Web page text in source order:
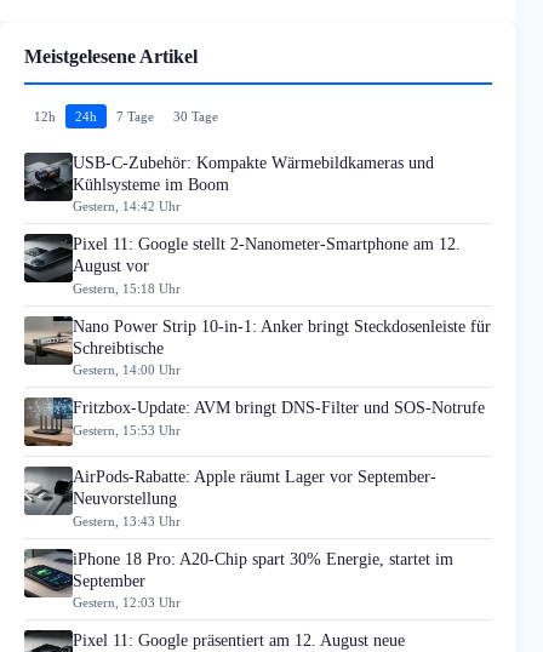
Meistgelesene Artikel
12h 24h 7 Tage 30 Tage
USB-C-Zubehör: Kompakte Wärmebildkameras und
Kühlsysteme im Boom
Gestern, 14:42 Uhr
Pixel 11: Google stellt 2-Nanometer-Smartphone am 12.
August vor
Gestern, 15:18 Uhr
Nano Power Strip 10-in-1: Anker bringt Steckdosenleiste für
Schreibtische
Gestern, 14:00 Uhr
Fritzbox-Update: AVM bringt DNS-Filter und SOS-Notrufe
Gestern, 15:53 Uhr
AirPods-Rabatte: Apple räumt Lager vor September-
Neuvorstellung
Gestern, 13:43 Uhr
iPhone 18 Pro: A20-Chip spart 30% Energie, startet im
September
Gestern, 12:03 Uhr
Pixel 11: Google präsentiert am 12. August neue